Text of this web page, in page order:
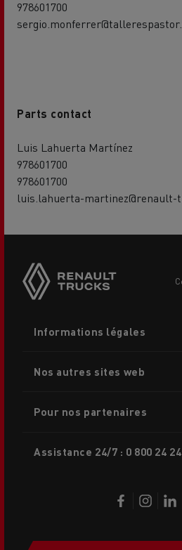
978601700
Parts contact
Luis Lahuerta Martínez
978601700
978601700
luis.lahuerta-
buttons
menu
Informations légales
Nos autres sites web
Pour nos partenaires
Assistance 24/7 : 0 800 24